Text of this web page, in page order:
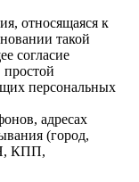
относящаяся к
такой
согласие
простой
персональных
адресах
(город,
КПП,